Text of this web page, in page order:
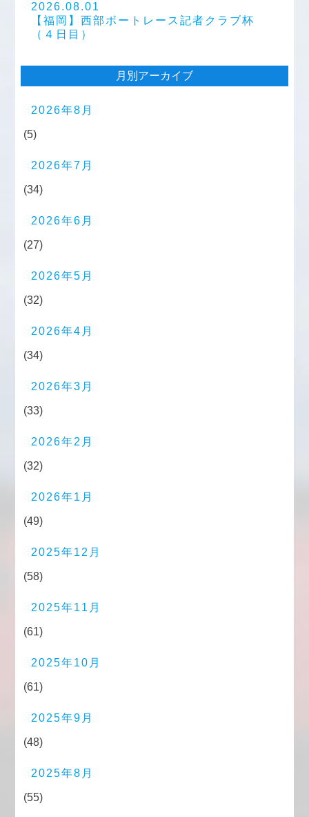
2026.08.01
【福岡】西部ボートレース記者クラブ杯
（４日目）
月別アーカイブ
2026年8月
(5)
2026年7月
(34)
2026年6月
(27)
2026年5月
(32)
2026年4月
(34)
2026年3月
(33)
2026年2月
(32)
2026年1月
(49)
2025年12月
(58)
2025年11月
(61)
2025年10月
(61)
2025年9月
(48)
2025年8月
(55)